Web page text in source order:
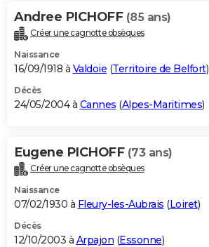
Andree PICHOFF (85 ans)
Créer une cagnotte obsèques
Naissance
16/09/1918 à Valdoie (Territoire de Belfort)
Décès
24/05/2004 à Cannes (Alpes-Maritimes)
Eugene PICHOFF (73 ans)
Créer une cagnotte obsèques
Naissance
07/02/1930 à Fleury-les-Aubrais (Loiret)
Décès
12/10/2003 à Arpajon (Essonne)